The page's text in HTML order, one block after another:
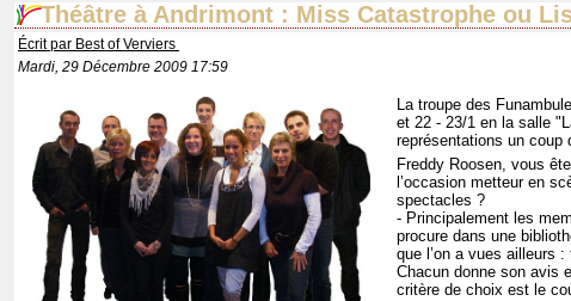
Théâtre à Andrimont : Miss Catastrophe ou
Écrit par Best of Verviers
Mardi, 29 Décembre 2009 17:59
La troupe des
et 22 - 23/1 en la salle
représentations un coup
Freddy Roosen, vous
l’occasion metteur en
spectacles ?
- Principalement les
procure dans une
que l’on a vues ailleurs
Chacun donne son avis
critère de choix est le